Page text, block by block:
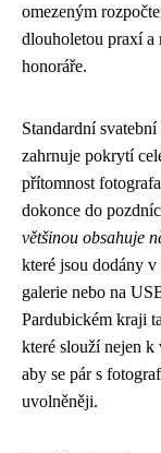
omezeným
dlouholetou praxí a
honoráře.
Standardní
zahrnuje pokrytí
přítomnost
dokonce do
většinou obsahuje
které jsou dodány
galerie nebo na
Pardubickém kraji
které slouží nejen
aby se pár s
uvolněněji.